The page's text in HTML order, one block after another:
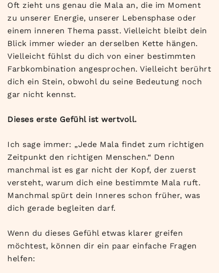
Oft zieht uns genau die Mala an, die im Moment
zu unserer Energie, unserer Lebensphase oder
einem inneren Thema passt. Vielleicht bleibt dein
Blick immer wieder an derselben Kette hängen.
Vielleicht fühlst du dich von einer bestimmten
Farbkombination angesprochen. Vielleicht berührt
dich ein Stein, obwohl du seine Bedeutung noch
gar nicht kennst.
Dieses erste Gefühl ist wertvoll.
Ich sage immer: „Jede Mala findet zum richtigen
Zeitpunkt den richtigen Menschen.“ Denn
manchmal ist es gar nicht der Kopf, der zuerst
versteht, warum dich eine bestimmte Mala ruft.
Manchmal spürt dein Inneres schon früher, was
dich gerade begleiten darf.
Wenn du dieses Gefühl etwas klarer greifen
möchtest, können dir ein paar einfache Fragen
helfen: